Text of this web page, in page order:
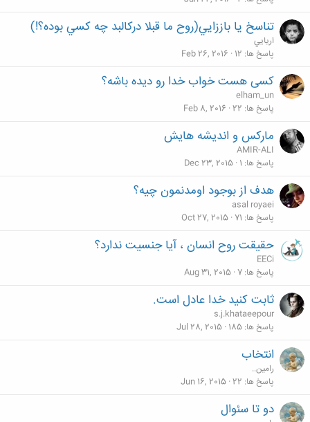
تناسخ يا باززايي(روح ما قبلا دركالبد چه كسي بوده؟!)
اريايي
پاسخ ها 12
Feb 26, 2016
کسی هست خواب خدا رو دیده باشه؟
elham_un
پاسخ ها 22
Feb 8, 2016
مارکس و اندیشه هایش
AMIR-ALI
پاسخ ها 1
Dec 23, 2015
هدف از بوجود اومدنمون چیه؟
asal royaei
پاسخ ها 71
Oct 27, 2015
حقیقت روح انسان ، آیا جنسیت ندارد؟
EECi
پاسخ ها 7
Aug 31, 2015
ثابت کنید خدا عادل است.
s.j.khataeepour
پاسخ ها 185
Jul 28, 2015
انتخاب
رامين..
پاسخ ها 22
Jun 16, 2015
دو تا سئوال